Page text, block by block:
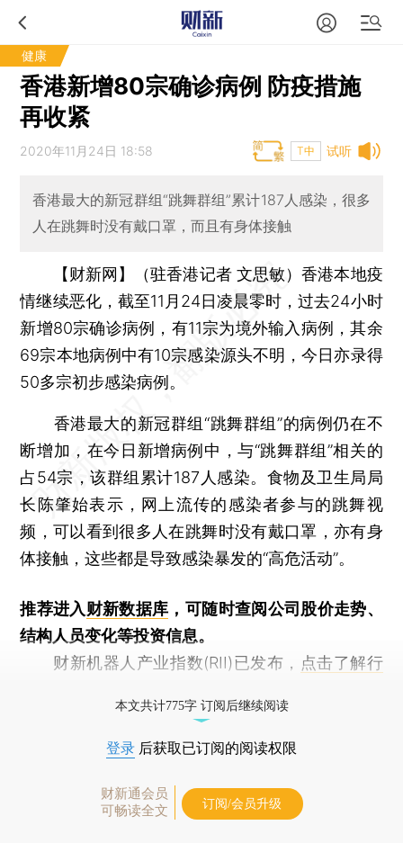
健康
香港新增80宗确诊病例 防疫措施
再收紧
试听
2020年11月24日 18:58 T中
香港最大的新冠群组“跳舞群组”累计187人感染，很多
人在跳舞时没有戴口罩，而且有身体接触
【财新网】（驻香港记者 文思敏）香港本地疫
情继续恶化，截至11月24日凌晨零时，过去24小时
新增80宗确诊病例，有11宗为境外输入病例，其余
69宗本地病例中有10宗感染源头不明，今日亦录得
50多宗初步感染病例。
香港最大的新冠群组“跳舞群组”的病例仍在不
断增加，在今日新增病例中，与“跳舞群组”相关的
占54宗，该群组累计187人感染。食物及卫生局局
长陈肇始表示，网上流传的感染者参与的跳舞视
频，可以看到很多人在跳舞时没有戴口罩，亦有身
体接触，这些都是导致感染暴发的“高危活动”。
推荐进入财新数据库 ，可随时查阅公司股价走势、
结构人员变化等投资信息。
财新机器人产业指数(RII)已发布， 点击了解行
本文共计775字 订阅后继续阅读
登录 后获取已订阅的阅读权限
财新通会员
可畅读全文
订阅/会员升级